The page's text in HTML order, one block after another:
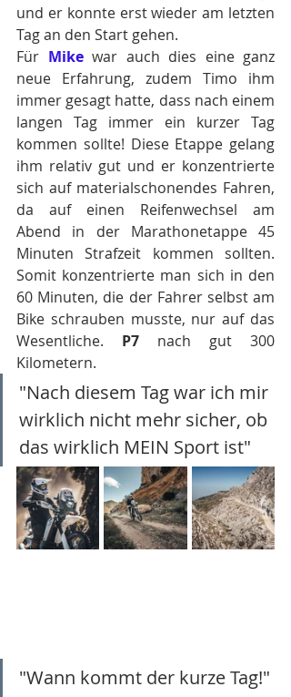
und er konnte erst wieder am letzten
Tag an den Start gehen.
Für Mike war auch dies eine ganz
neue Erfahrung, zudem Timo ihm
immer gesagt hatte, dass nach einem
langen Tag immer ein kurzer Tag
kommen sollte! Diese Etappe gelang
ihm relativ gut und er konzentrierte
sich auf materialschonendes Fahren,
da auf einen Reifenwechsel am
Abend in der Marathonetappe 45
Minuten Strafzeit kommen sollten.
Somit konzentrierte man sich in den
60 Minuten, die der Fahrer selbst am
Bike schrauben musste, nur auf das
Wesentliche. P7 nach gut 300
Kilometern.
"Nach diesem Tag war ich mir
wirklich nicht mehr sicher, ob
das wirklich MEIN Sport ist"
"Wann kommt der kurze Tag!"